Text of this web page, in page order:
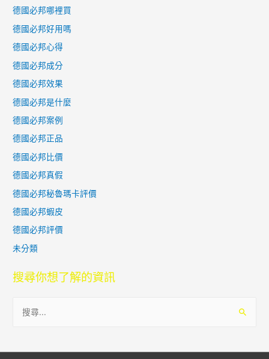
德國必邦哪裡買
德國必邦好用嗎
德國必邦心得
德國必邦成分
德國必邦效果
德國必邦是什麼
德國必邦案例
德國必邦正品
德國必邦比價
德國必邦真假
德國必邦秘魯瑪卡評價
德國必邦蝦皮
德國必邦評價
未分類
搜尋你想了解的資訊
鍵